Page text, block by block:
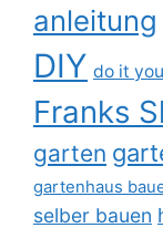
anleitung
DIY do it
Franks
garten
gartenhaus
selber bauen